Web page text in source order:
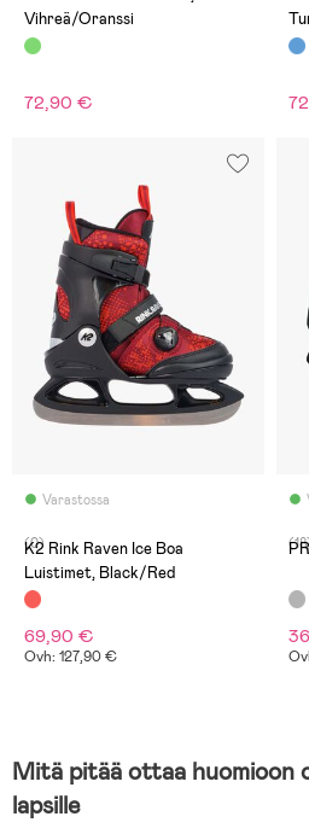
Vihreä/Oranssi
72,90 €
Varastossa
(0)
K2 Rink Raven Ice Boa
Luistimet, Black/Red
69,90 €
Ovh: 127,90 €
Mitä pitää ottaa huomioon
lapsille